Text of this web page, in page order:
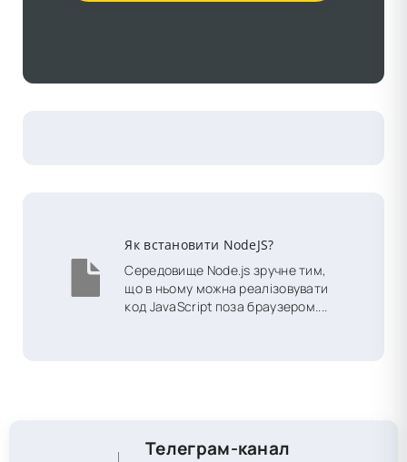
Як встановити NodeJS?
Середовище Node.js зручне тим,
що в ньому можна реалізовувати
код JavaScript поза браузером....
Телеграм-канал